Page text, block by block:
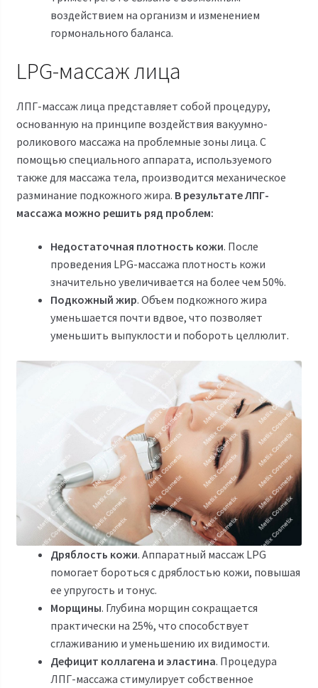
воздействием на организм и изменением
гормонального баланса.
LPG-массаж лица
ЛПГ-массаж лица представляет собой процедуру,
основанную на принципе воздействия вакуумно-
роликового массажа на проблемные зоны лица. С
помощью специального аппарата, используемого
также для массажа тела, производится механическое
разминание подкожного жира. В результате ЛПГ-
массажа можно решить ряд проблем:
Недостаточная плотность кожи. После
проведения LPG-массажа плотность кожи
значительно увеличивается на более чем 50%.
Подкожный жир. Объем подкожного жира
уменьшается почти вдвое, что позволяет
уменьшить выпуклости и побороть целлюлит.
Дряблость кожи. Аппаратный массаж LPG
помогает бороться с дряблостью кожи, повышая
ее упругость и тонус.
Морщины. Глубина морщин сокращается
практически на 25%, что способствует
сглаживанию и уменьшению их видимости.
Дефицит коллагена и эластина. Процедура
ЛПГ-массажа стимулирует собственное